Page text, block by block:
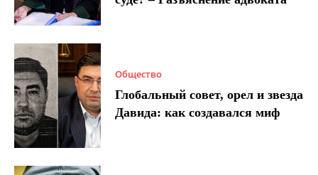
Общество
Глобальный совет, орел и звезда
Давида: как создавался миф